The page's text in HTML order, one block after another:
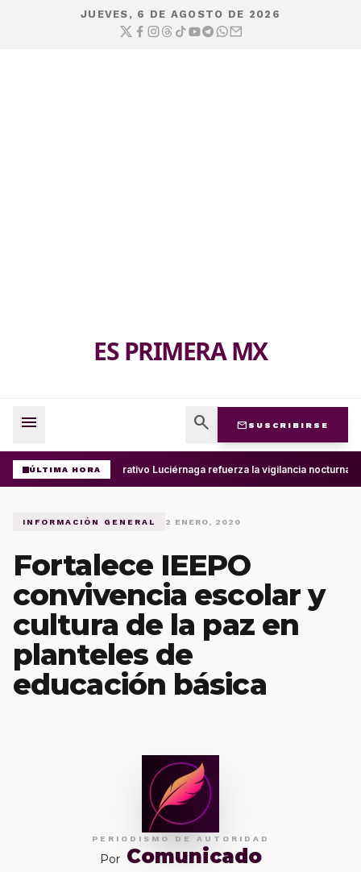
JUEVES, 6 DE AGOSTO DE 2026
ES PRIMERA MX
menu search mail SUSCRIBIRSE
ÚLTIMA HORAOperativo Luciérnaga refuerza la vigilancia nocturna
INFORMACIÓN GENERAL 2 ENERO, 2020
Fortalece IEEPO
convivencia escolar y
cultura de la paz en
planteles de
educación básica
PERIODISMO DE AUTORIDAD
Por Comunicado